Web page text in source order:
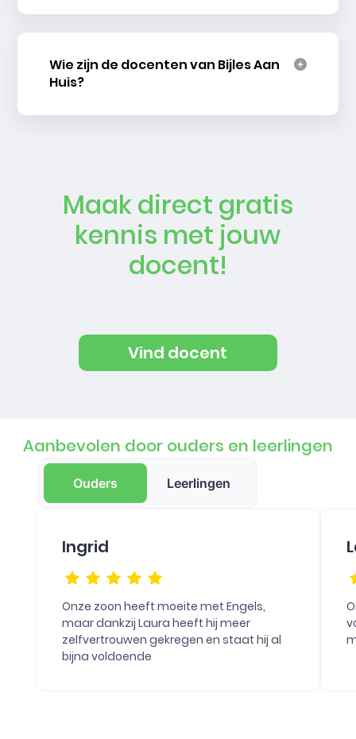
Wie zijn de docenten van Bijles Aan
Huis?
Maak direct gratis
kennis met jouw
docent!
Vind docent
Aanbevolen door ouders en leerlingen
Ouders Leerlingen
Ingrid
Onze zoon heeft moeite met Engels,
maar dankzij Laura heeft hij meer
zelfvertrouwen gekregen en staat hij al
bijna voldoende